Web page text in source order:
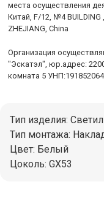
места осуществления
Китай, F/12, №4 BUILDING ,
ZHEJIANG, China
Организация
"Эскатэл", юр.адрес:
комната 5 УНП:191852064
Тип изделия:
Тип монтажа:
Цвет: Белый
Цоколь: GX53